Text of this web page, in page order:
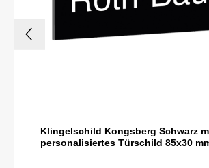
Klingelschild Kongsberg Schwarz
personalisiertes Türschild 85x30